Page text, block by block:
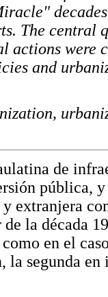
The central
actions were
and
de
pública,
extranjera
la década
en el
la segunda